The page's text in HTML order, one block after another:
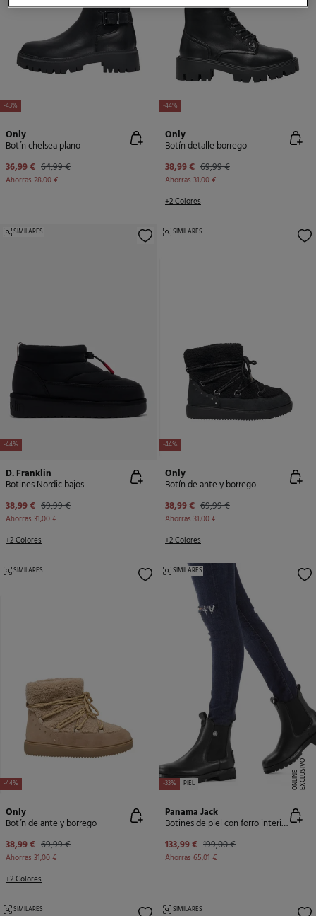
-43%
Only
Botín chelsea plano
36,99 € 64,99 €
Ahorras 28,00 €
-44%
Only
Botín detalle borrego
38,99 € 69,99 €
Ahorras 31,00 €
+2 Colores
-44%
SIMILARES
D. Franklin
Botines Nordic bajos
38,99 € 69,99 €
Ahorras 31,00 €
+2 Colores
-44%
SIMILARES
Only
Botín de ante y borrego
38,99 € 69,99 €
Ahorras 31,00 €
+2 Colores
-44%
SIMILARES
Only
Botín de ante y borrego
38,99 € 69,99 €
Ahorras 31,00 €
+2 Colores
-33% PIEL E
X
C
L
U
SI
V
O
O
N
LI
N
E
SIMILARES
Panama Jack
Botines de piel con forro interior de piel
133,99 € 199,00 €
Ahorras 65,01 €
SIMILARES SIMILARES